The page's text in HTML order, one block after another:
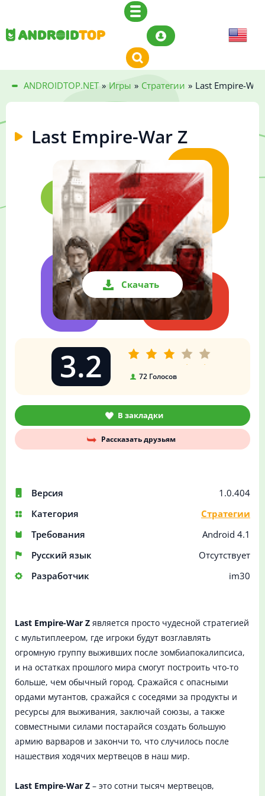
ANDROIDTOP.NET » Игры » Стратегии » Last Empire-War
Last Empire-War Z
Скачать
Версия
1.0.404
Категория
Стратегии
Требования
Android 4.1
Русский язык
Отсутствует
Разработчик
im30
3.2 72 Голосов
В закладки
Рассказать друзьям
Last Empire-War Z является просто чудесной стратегией
с мультиплеером, где игроки будут возглавлять
огромную группу выживших после зомбиапокалипсиса,
и на остатках прошлого мира смогут построить что-то
больше, чем обычный город. Сражайся с опасными
ордами мутантов, сражайся с соседями за продукты и
ресурсы для выживания, заключай союзы, а также
совместными силами постарайся создать большую
армию варваров и закончи то, что случилось после
нашествия ходячих мертвецов в наш мир.
Last Empire-War Z – это сотни тысяч мертвецов,